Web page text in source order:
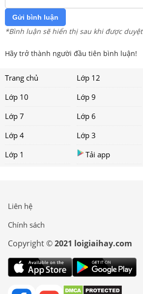
Gửi bình luận
*Bình luận sẽ hiển thị sau khi được duyệt
Hãy trở thành người đầu tiên bình luận!
Trang chủ Lớp 12
Lớp 10
Lớp 9
Lớp 7
Lớp 6
Lớp 4
Lớp 3
Lớp 1
Tải app
Liên hệ
Chính sách
Copyright ©2021 loigiaihay.com